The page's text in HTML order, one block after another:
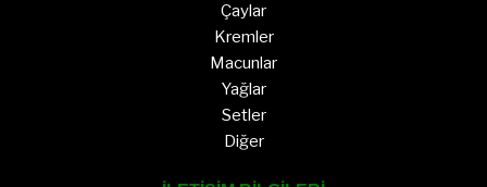
Çaylar
Kremler
Macunlar
Yağlar
Setler
Diğer